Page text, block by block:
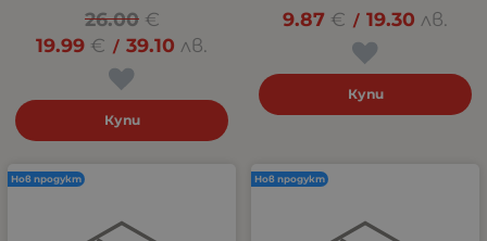
26.00 €
19.99 € / 39.10 лв.
Купи
9.87 € / 19.30 лв.
Купи
Нов продукт Нов продукт